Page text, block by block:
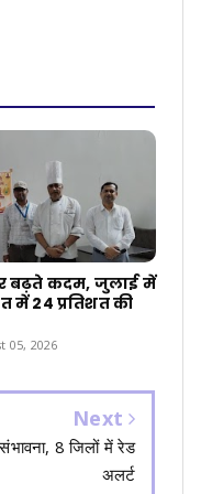
बढ़ते कदम, जुलाई में
में 24 प्रतिशत की
05, 2026
Next
8 जिलों में रेड
अलर्ट